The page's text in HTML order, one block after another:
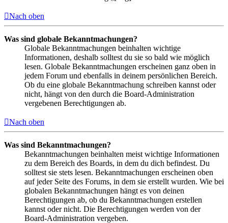
Nach oben
Was sind globale Bekanntmachungen?
Globale Bekanntmachungen beinhalten wichtige
Informationen, deshalb solltest du sie so bald wie möglich
lesen. Globale Bekanntmachungen erscheinen ganz oben in
jedem Forum und ebenfalls in deinem persönlichen Bereich.
Ob du eine globale Bekanntmachung schreiben kannst oder
nicht, hängt von den durch die Board-Administration
vergebenen Berechtigungen ab.
Nach oben
Was sind Bekanntmachungen?
Bekanntmachungen beinhalten meist wichtige Informationen
zu dem Bereich des Boards, in dem du dich befindest. Du
solltest sie stets lesen. Bekanntmachungen erscheinen oben
auf jeder Seite des Forums, in dem sie erstellt wurden. Wie bei
globalen Bekanntmachungen hängt es von deinen
Berechtigungen ab, ob du Bekanntmachungen erstellen
kannst oder nicht. Die Berechtigungen werden von der
Board-Administration vergeben.